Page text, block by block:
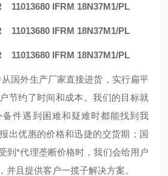
11013680 IFRM 18N37M1/PL
11013680 IFRM 18N37M1/PL
11013680 IFRM 18N37M1/PL
国外生产厂家直接进货，实行扁平
节约了时间和成本。我们的目标就
件遇到困难和疑难时都能找到我
出优惠的价格和迅捷的交货期；国
到*代理垄断价格时，我们会给用户
并且提供客户一揽子解决方案。